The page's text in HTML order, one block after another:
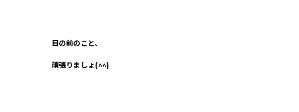
目の前のこと、
頑張りましょ(^^)